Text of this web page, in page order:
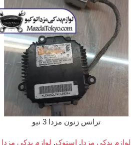
ترانس زنون مزدا 3 نیو
لوازم یدکی مزدا, استوک, لوازم یدکی مزدا